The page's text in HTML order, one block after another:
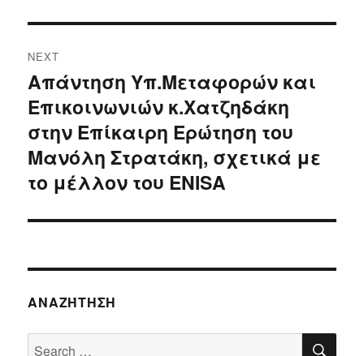
NEXT
Next
post:
Απάντηση Υπ.Μεταφορών και
Επικοινωνιών κ.Χατζηδάκη
στην Επίκαιρη Ερώτηση του
Μανόλη Στρατάκη, σχετικά με
το μέλλον του ENISA
ΑΝΑΖΉΤΗΣΗ
Search